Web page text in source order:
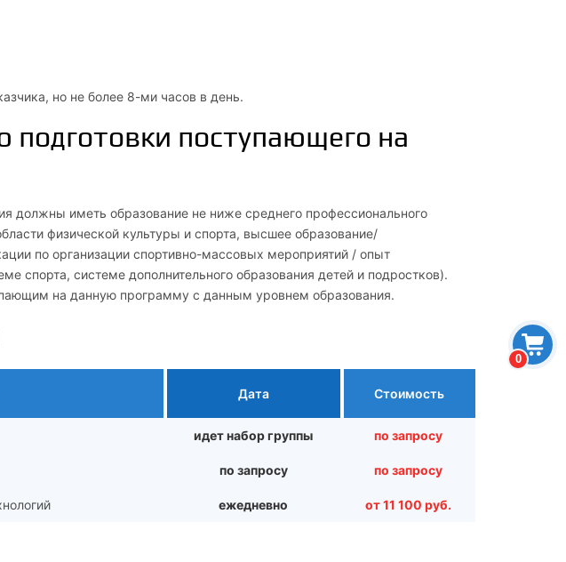
0
но не более 8-ми часов в день.
подготовки поступающего на
должны иметь образование не ниже среднего профессионального
физической культуры и спорта, высшее образование/
по организации спортивно-массовых мероприятий / опыт
спорта, системе дополнительного образования детей и подростков).
на данную программу с данным уровнем образования.
Дата Стоимость
идет набор группы по запросу
по запросу по запросу
ежедневно от 11 100 руб.